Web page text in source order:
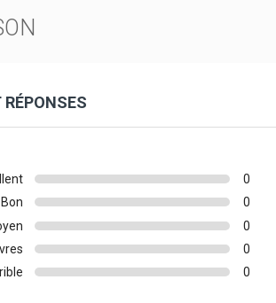
0
Bon 0
0
0
0